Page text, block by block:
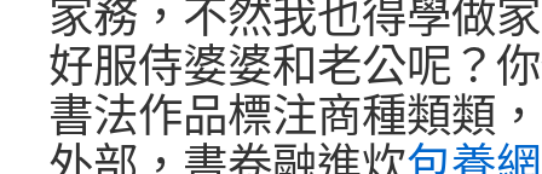
家務，不然我也得學做
好服侍婆婆和老公呢？
書法作品標注商種類類